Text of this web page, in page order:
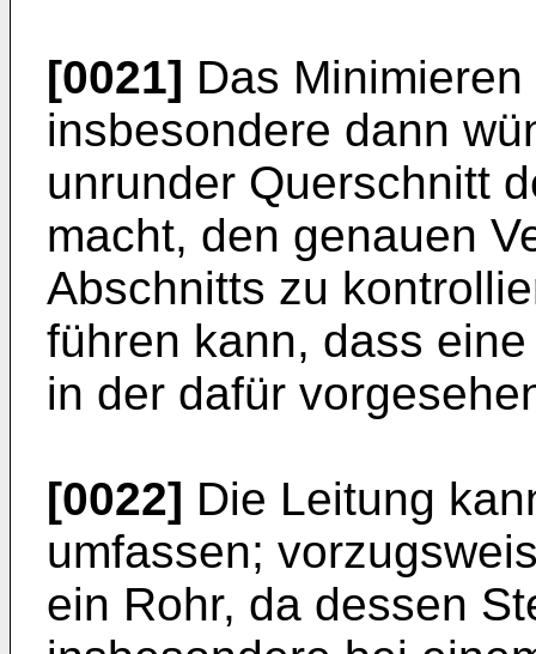
[0021] Das
insbesondere dann
unrunder Querschnitt
macht, den genauen
Abschnitts zu
führen kann, dass
in der dafür
[0022] Die Leitung
umfassen;
ein Rohr, da dessen